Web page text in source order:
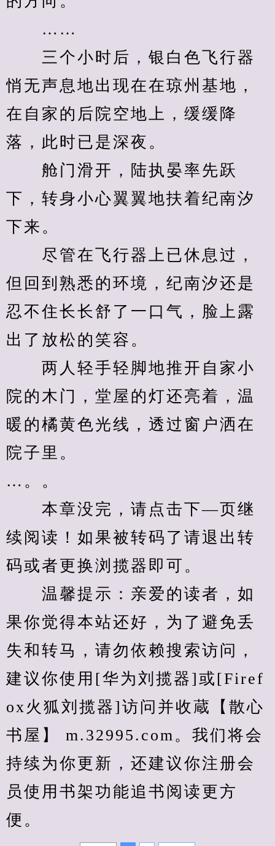
……
三个小时后，银白色飞行器
悄无声息地出现在在琼州基地，
在自家的后院空地上，缓缓降
落，此时已是深夜。
舱门滑开，陆执晏率先跃
下，转身小心翼翼地扶着纪南汐
下来。
尽管在飞行器上已休息过，
但回到熟悉的环境，纪南汐还是
忍不住长长舒了一口气，脸上露
出了放松的笑容。
两人轻手轻脚地推开自家小
院的木门，堂屋的灯还亮着，温
暖的橘黄色光线，透过窗户洒在
院子里。
…。。
本章没完，请点击下—页继
续阅读！如果被转码了请退出转
码或者更换浏揽器即可。
温馨提示：亲爱的读者，如
果你觉得本站还好，为了避免丢
失和转马，请勿依赖搜索访问，
建议你使用[华为刘揽器]或[Firef
ox火狐刘揽器]访问并收蔵【散心
书屋】 m.32995.com。我们将会
持续为你更新，还建议你注册会
员使用书架功能追书阅读更方
便。